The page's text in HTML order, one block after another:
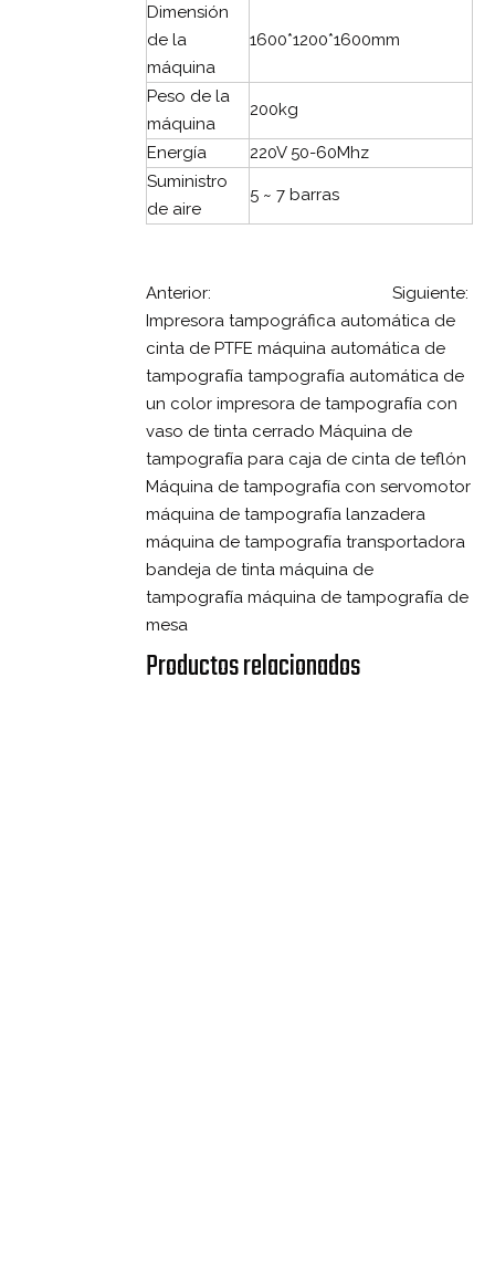
Dimensión
de la
máquina
1600*1200*1600mm
Peso de la
máquina
200kg
Energía
220V 50-60Mhz
Suministro
de aire
5 ~ 7 barras
Anterior:
Siguiente:
Impresora tampográfica automática de
cinta de PTFE máquina automática de
tampografía tampografía automática de
un color impresora de tampografía con
vaso de tinta cerrado Máquina de
tampografía para caja de cinta de teflón
Máquina de tampografía con servomotor
máquina de tampografía lanzadera
máquina de tampografía transportadora
bandeja de tinta máquina de
tampografía máquina de tampografía de
mesa
Productos relacionados